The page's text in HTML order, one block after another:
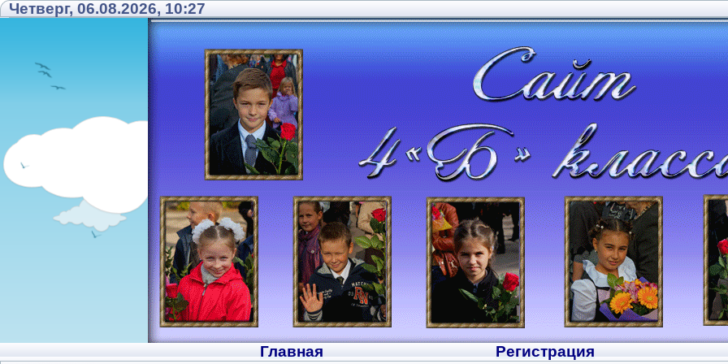
Четверг, 06.08.2026, 10:27
Главная Регистрация